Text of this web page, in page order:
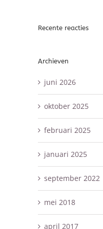
Recente reacties
Archieven
juni 2026
oktober 2025
februari 2025
januari 2025
september 2022
mei 2018
april 2017